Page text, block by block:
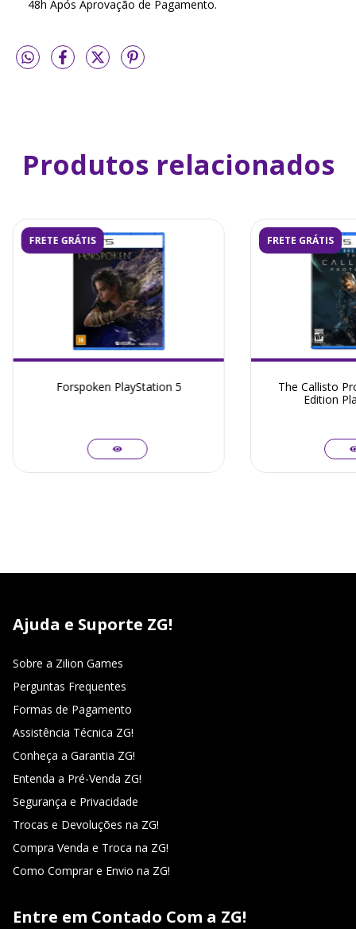
48h Após Aprovação de Pagamento.
Produtos relacionados
FRETE GRÁTIS
Forspoken PlayStation 5
FRETE GRÁTIS
The Callisto
Edition
Ajuda e Suporte ZG!
Sobre a Zilion Games
Perguntas Frequentes
Formas de Pagamento
Assistência Técnica ZG!
Conheça a Garantia ZG!
Entenda a Pré-Venda ZG!
Segurança e Privacidade
Trocas e Devoluções na ZG!
Compra Venda e Troca na ZG!
Como Comprar e Envio na ZG!
Entre em Contado Com a ZG!